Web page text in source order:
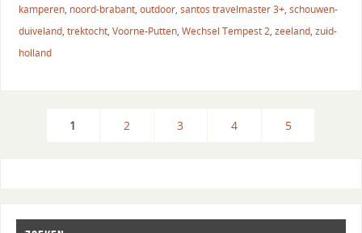
kamperen, noord-brabant, outdoor, santos travelmaster 3+, schouwen-
duiveland, trektocht, Voorne-Putten, Wechsel Tempest 2, zeeland, zuid-
holland
1 2 3 4 5